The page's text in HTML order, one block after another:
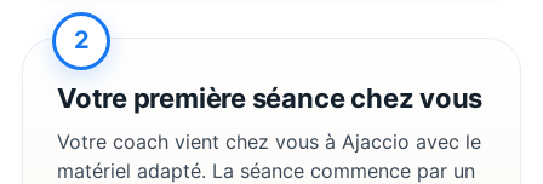
2
Votre première séance chez vous
Votre coach vient chez vous à Ajaccio avec le
matériel adapté. La séance commence par un